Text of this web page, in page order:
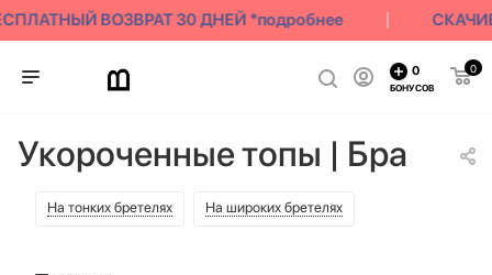
ВОЗВРАТ 30 ДНЕЙ *подробнее
0
0
БОНУСОВ
Укороченные топы | Бра
На тонких бретелях На широких бретелях